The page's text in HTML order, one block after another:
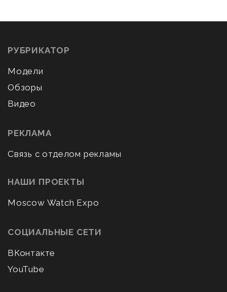
РУБРИКАТОР
Модели
Обзоры
Видео
РЕКЛАМА
Связь с отделом рекламы
НАШИ ПРОЕКТЫ
Moscow Watch Expo
СОЦИАЛЬНЫЕ СЕТИ
ВКонтакте
YouTube